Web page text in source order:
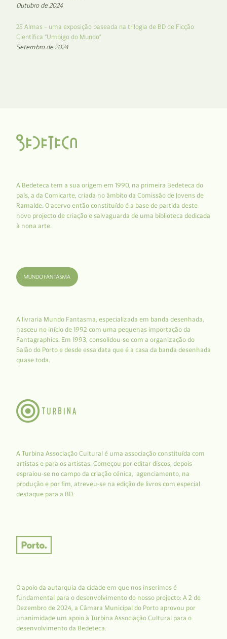
Outubro de 2024
25 Almas – uma exposição baseada na trilogia de BD de Ficção
Científica “Umbigo do Mundo”
Setembro de 2024
A Bedeteca tem a sua origem em 1990, na primeira Bedeteca do
país, a da Comicarte, criada no âmbito da Comissão de Jovens de
Ramalde. O acervo então constituído é a base de partida deste
novo projecto de criação e salvaguarda de uma biblioteca dedicada
à nona arte.
A livraria Mundo Fantasma, especializada em banda desenhada,
nasceu no início de 1992 com uma pequenas importação da
Fantagraphics. Em 1993, consolidou-se com a organização do
Salão do Porto e desde essa data que é a casa da banda desenhada
quase toda.
A Turbina Associação Cultural é uma associação constituída com
artistas e para os artistas. Começou por editar discos, depois
espraiou-se no campo da criação cénica, agenciamento, na
produção e por fim, atreveu-se na edição de livros com especial
destaque para a BD.
O apoio da autarquia da cidade em que nos inserimos é
fundamental para o desenvolvimento do nosso projecto: A 2 de
Dezembro de 2024, a Câmara Municipal do Porto aprovou por
unanimidade um apoio à Turbina Associação Cultural para o
desenvolvimento da Bedeteca.